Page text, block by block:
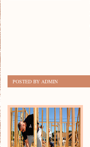
POSTED BY ADMIN